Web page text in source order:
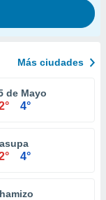
Más ciudades
de Mayo
4°
4°